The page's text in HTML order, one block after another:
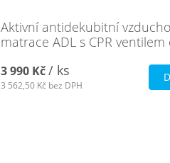
Aktivní antidekubitní
matrace ADL s CPR ventilem
3 990 Kč/ ks
3 562,50 Kč bez DPH